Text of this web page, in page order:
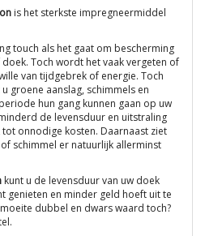
is het sterkste impregneermiddel
touch als het gaat om bescherming
Toch wordt het vaak vergeten of
van tijdgebrek of energie. Toch
groene aanslag, schimmels en
hun gang kunnen gaan op uw
de levensduur en uitstraling
onnodige kosten. Daarnaast ziet
schimmel er natuurlijk allerminst
kunt u de levensduur van uw doek
genieten en minder geld hoeft uit te
dubbel en dwars waard toch?